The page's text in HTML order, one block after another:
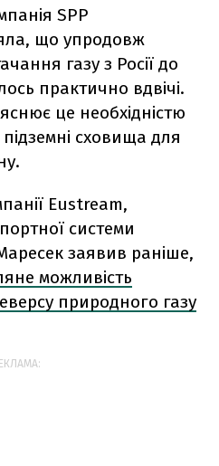
SPP
що упродовж
газу з Росії до
практично вдвічі.
це необхідністю
сховища для
Eustream,
системи
заявив раніше,
можливість
природного газу